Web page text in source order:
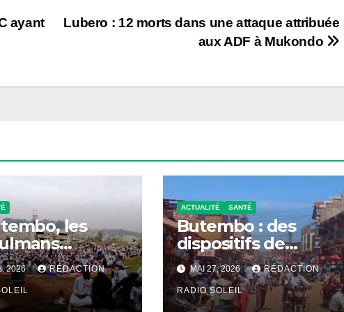
Lubero : 12 morts dans une attaque attribuée
aux ADF à Mukondo
ayant
les
la
sous le
du partage,
2026 RÉDACTION
ACTUALITÉ SANTÉ
Butembo : des
dispositifs de
vigilance contre
Ebola traînent
encore
MAI 27, 2026 RÉDACTION
RADIO SOLEIL